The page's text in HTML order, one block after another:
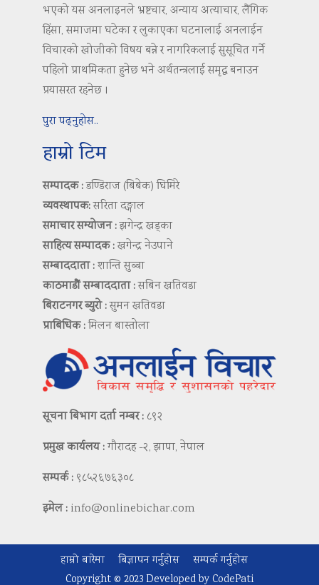
भएको यस अनलाइनले भ्रष्टचार, अन्याय अत्याचार, लैंगिक
हिंसा, समाजमा घटेका र लुकाएका घटनालाई अनलाईन
विचारको खोजीको विषय बन्ने र नागरिकलाई सुसूचित गर्ने
पहिलो प्राथमिकता हुनेछ भने अर्थतन्त्रलाई समृद्ध बनाउन
प्रयासरत रहनेछ ।
पुरा पढ्नुहोस..
हाम्रो टिम
सम्पादक :डण्डिराज (बिबेक) घिमिरे
व्यवस्थापक:सरिता दङ्गाल
समाचार सम्योजन :झगेन्द्र खड्का
साहित्य सम्पादक :खगेन्द्र नेउपाने
सम्बाददाता :शान्ति सुब्बा
काठमाडौं सम्बाददाता :सबिन खतिवडा
बिराटनगर ब्युरो :सुमन खतिवडा
प्राबिधिक :मिलन बास्तोला
सूचना बिभाग दर्ता नम्बर : ८९२
प्रमुख कार्यलय :गौरादह -२, झापा, नेपाल
सम्पर्क : ९८५२६७६३०८
इमेल : info@onlinebichar.com
हाम्रो बारेमा बिज्ञापन गर्नुहोस
सम्पर्क गर्नुहोस
Copyright © 2023 Developed byCodePati